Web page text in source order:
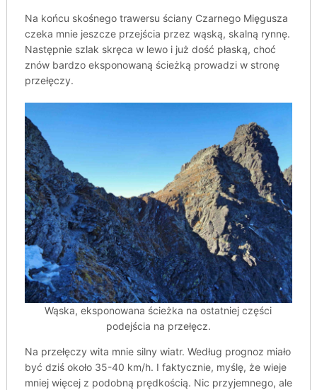
Na końcu skośnego trawersu ściany Czarnego Mięgusza
czeka mnie jeszcze przejścia przez wąską, skalną rynnę.
Następnie szlak skręca w lewo i już dość płaską, choć
znów bardzo eksponowaną ścieżką prowadzi w stronę
przełęczy.
Wąska, eksponowana ścieżka na ostatniej części
podejścia na przełęcz.
Na przełęczy wita mnie silny wiatr. Według prognoz miało
być dziś około 35-40 km/h. I faktycznie, myślę, że wieje
mniej więcej z podobną prędkością. Nic przyjemnego, ale